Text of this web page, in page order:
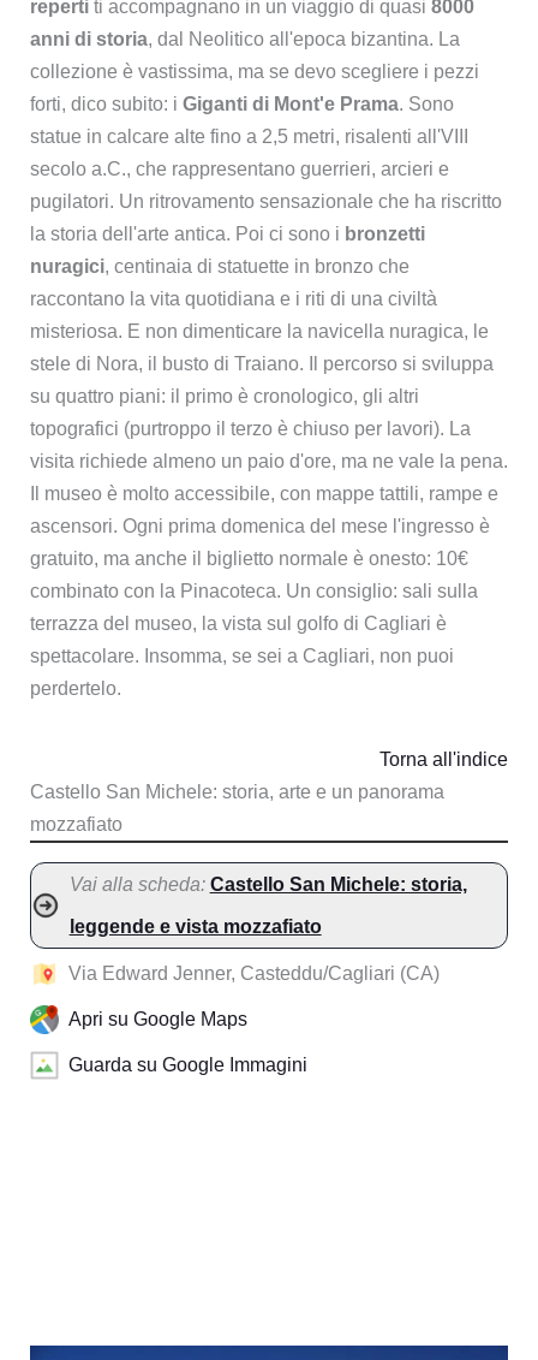
repertiti accompagnano in un viaggio di quasi 8000
anni di storia, dal Neolitico all'epoca bizantina. La
collezione è vastissima, ma se devo scegliere i pezzi
forti, dico subito: i Giganti di Mont'e Prama. Sono
statue in calcare alte fino a 2,5 metri, risalenti all'VIII
secolo a.C., che rappresentano guerrieri, arcieri e
pugilatori. Un ritrovamento sensazionale che ha riscritto
la storia dell'arte antica. Poi ci sono i bronzetti
nuragici, centinaia di statuette in bronzo che
raccontano la vita quotidiana e i riti di una civiltà
misteriosa. E non dimenticare la navicella nuragica, le
stele di Nora, il busto di Traiano. Il percorso si sviluppa
su quattro piani: il primo è cronologico, gli altri
topografici (purtroppo il terzo è chiuso per lavori). La
visita richiede almeno un paio d'ore, ma ne vale la pena.
Il museo è molto accessibile, con mappe tattili, rampe e
ascensori. Ogni prima domenica del mese l'ingresso è
gratuito, ma anche il biglietto normale è onesto: 10€
combinato con la Pinacoteca. Un consiglio: sali sulla
terrazza del museo, la vista sul golfo di Cagliari è
spettacolare. Insomma, se sei a Cagliari, non puoi
perdertelo.
Castello San Michele: storia, arte e un panorama
mozzafiato
Torna all'indice
Vai alla scheda: Castello San Michele: storia,
leggende e vista mozzafiato
Via Edward Jenner, Casteddu/Cagliari (CA)
Apri su Google Maps
Guarda su Google Immagini